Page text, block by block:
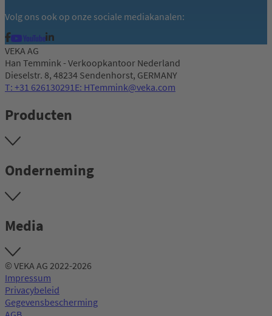
Volg ons ook op onze sociale mediakanalen:
VEKA AG
Han Temmink - Verkoopkantoor Nederland
Dieselstr. 8, 48234 Sendenhorst, GERMANY
T: +31 626130291E: HTemmink@veka.com
Producten
Onderneming
Media
© VEKA AG 2022-2026
Impressum
Privacybeleid
Gegevensbescherming